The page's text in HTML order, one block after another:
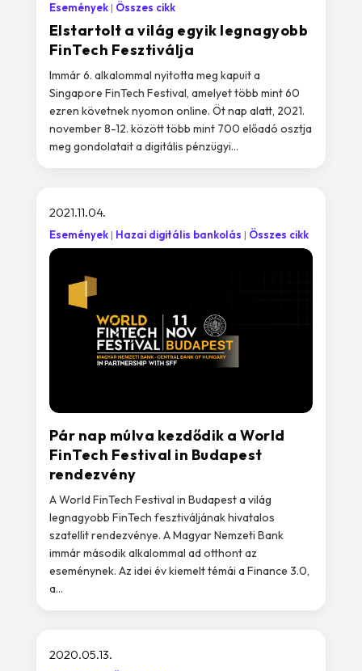
Elstartolt a világ egyik legnagyobb
FinTech Fesztiválja
Események Összes cikk
Immár 6. alkalommal nyitotta meg kapuit a
Singapore FinTech Festival, amelyet több mint 60
ezren követnek nyomon online. Öt nap alatt, 2021.
november 8-12. között több mint 700 előadó osztja
meg gondolatait a digitális pénzügyi...
Pár nap múlva kezdődik a World
FinTech Festival in Budapest
rendezvény
2021.11.04.
Események Hazai digitális bankolás Összes cikk
A World FinTech Festival in Budapest a világ
legnagyobb FinTech fesztiváljának hivatalos
szatellit rendezvénye. A Magyar Nemzeti Bank
immár második alkalommal ad otthont az
eseménynek. Az idei év kiemelt témái a Finance 3.0,
a...
2020.05.13.